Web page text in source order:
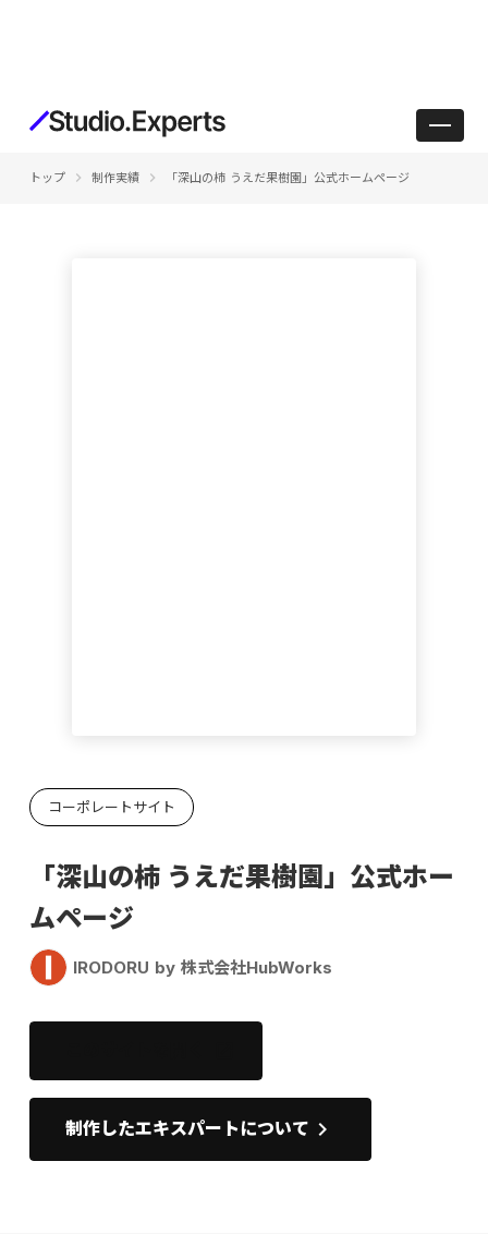
トップ keyboard_arrow_right 制作実績 keyboard_arrow_right 「深山の柿 うえだ果樹園」公式ホームページ
コーポレートサイト
「深山の柿 うえだ果樹園」公式ホー
ムページ
IRODORU by 株式会社HubWorks
制作したエキスパートについて keyboard_arrow_right